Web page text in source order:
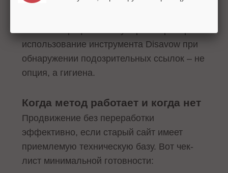
использование инструмента Disavow при
обнаружении подозрительных ссылок – не
опция, а гигиена.
Когда метод работает и когда нет
Продвижение без переработки
эффективно, если старый сайт имеет
приемлемую техническую базу. Вот чек-
лист минимальной готовности: